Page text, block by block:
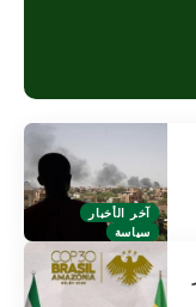
آخر الأخبار
سياسة